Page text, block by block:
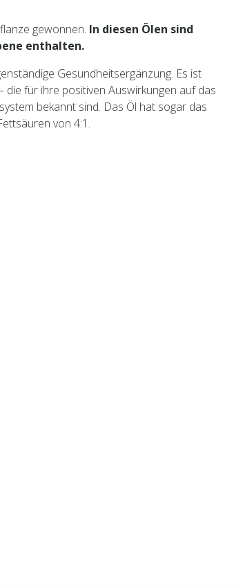
gewonnen. In diesen Ölen sind
enthalten.
Gesundheitsergänzung. Es ist
die für ihre positiven Auswirkungen auf das
bekannt sind. Das Öl hat sogar das
von 4:1.